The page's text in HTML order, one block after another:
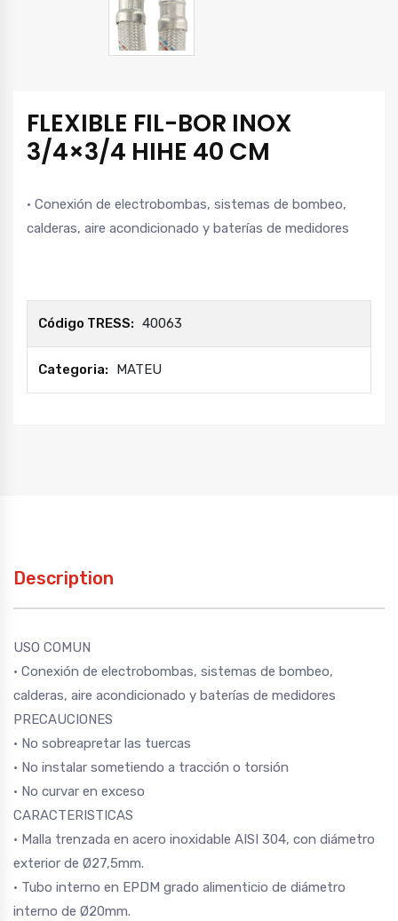
FLEXIBLE FIL-BOR INOX
3/4×3/4 HIHE 40 CM
· Conexión de electrobombas, sistemas de bombeo,
calderas, aire acondicionado y baterías de medidores
Código TRESS: 40063
Categoria: MATEU
Description
USO COMUN
· Conexión de electrobombas, sistemas de bombeo,
calderas, aire acondicionado y baterías de medidores
PRECAUCIONES
· No sobreapretar las tuercas
· No instalar sometiendo a tracción o torsión
· No curvar en exceso
CARACTERISTICAS
· Malla trenzada en acero inoxidable AISI 304, con diámetro
exterior de Ø27,5mm.
· Tubo interno en EPDM grado alimenticio de diámetro
interno de Ø20mm.